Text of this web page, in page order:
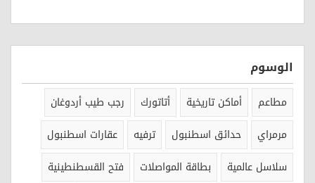
الوسوم
مطاعم أماكن تاريخية أتاتورك
رجب طيب أردوغان
مرمراي
حدائق اسطنبول ترفيه
عقارات اسطنبول
سلاسل عالمية
بطاقة المواصلات
فتح القسطنطينية